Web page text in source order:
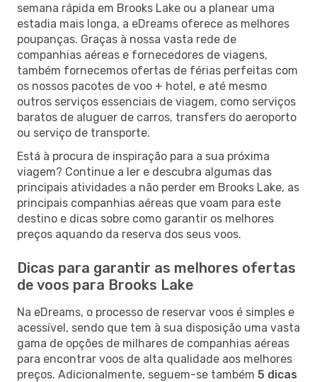
semana rápida em Brooks Lake ou a planear uma
estadia mais longa, a eDreams oferece as melhores
poupanças. Graças à nossa vasta rede de
companhias aéreas e fornecedores de viagens,
também fornecemos ofertas de férias perfeitas com
os nossos pacotes de voo + hotel, e até mesmo
outros serviços essenciais de viagem, como serviços
baratos de aluguer de carros, transfers do aeroporto
ou serviço de transporte.
Está à procura de inspiração para a sua próxima
viagem? Continue a ler e descubra algumas das
principais atividades a não perder em Brooks Lake, as
principais companhias aéreas que voam para este
destino e dicas sobre como garantir os melhores
preços aquando da reserva dos seus voos.
Dicas para garantir as melhores ofertas
de voos para Brooks Lake
Na eDreams, o processo de reservar voos é simples e
acessível, sendo que tem à sua disposição uma vasta
gama de opções de milhares de companhias aéreas
para encontrar voos de alta qualidade aos melhores
preços. Adicionalmente, seguem-se também 5 dicas